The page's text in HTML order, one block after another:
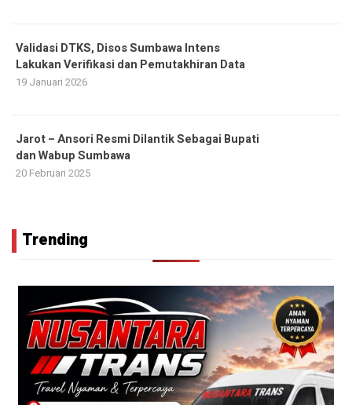
Validasi DTKS, Disos Sumbawa Intens
Lakukan Verifikasi dan Pemutakhiran Data
19 Januari 2026
Jarot – Ansori Resmi Dilantik Sebagai Bupati
dan Wabup Sumbawa
20 Februari 2025
Trending